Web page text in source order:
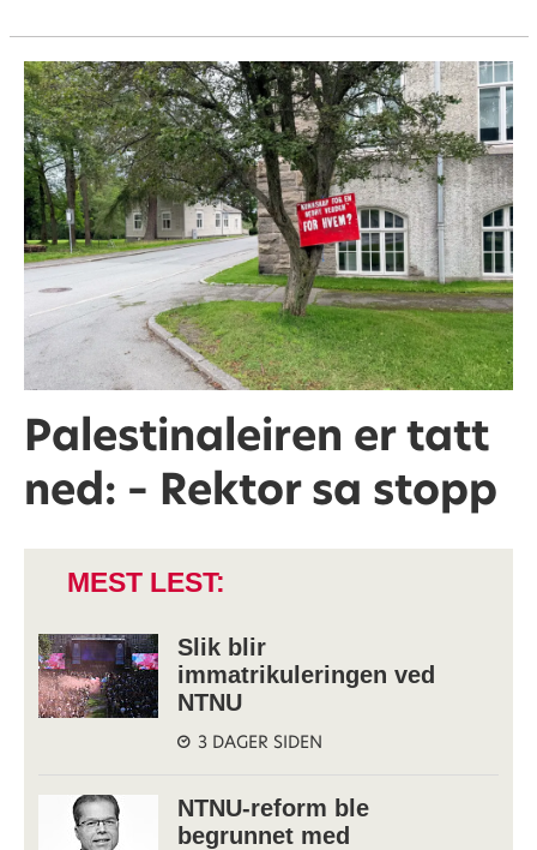
Palestinaleiren er tatt
ned: – Rektor sa stopp
MEST LEST:
Slik blir
immatrikuleringen ved
NTNU
3 DAGER SIDEN
NTNU-reform ble
begrunnet med